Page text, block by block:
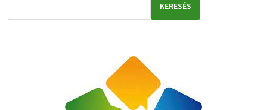
KERESÉS